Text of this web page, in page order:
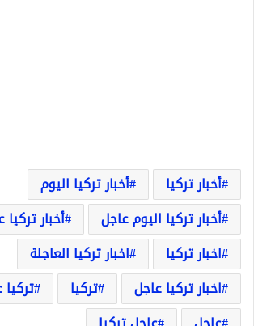
أخبار تركيا
أخبار تركيا اليوم
أخبار تركيا اليوم عاجل
أخبار
اخبار تركيا
اخبار تركيا العاجلة
اخبار تركيا عاجل
تركيا